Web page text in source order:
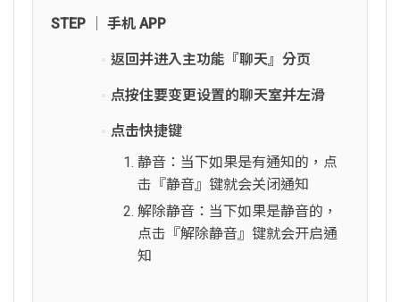
STEP │ 手机 APP
返回并进入主功能『聊天』分页
点按住要变更设置的聊天室并左滑
点击快捷键
静音：当下如果是有通知的，点
击『静音』键就会关闭通知
解除静音：当下如果是静音的，
点击『解除静音』键就会开启通
知